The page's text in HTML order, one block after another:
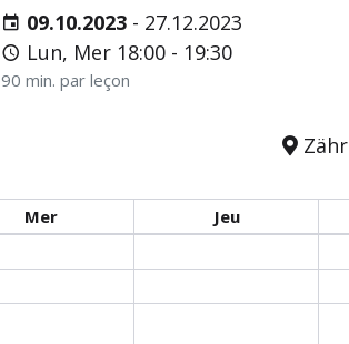
09.10.2023 - 27.12.2023
Lun, Mer 18:00 - 19:30
90 min. par leçon
Mer Jeu